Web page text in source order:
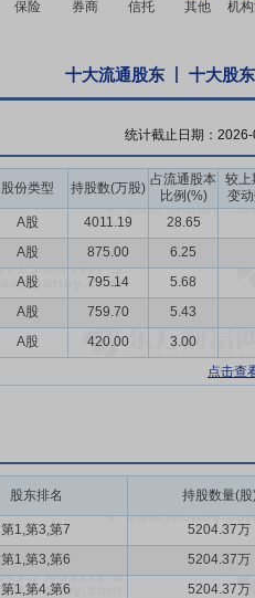
十大流通股东 十大股东
统计截止日期：
股份类型 持股数(万股)
占流通股本
比例(%)
较上
变
A股 4011.19
28.65
A股 875.00
6.25
A股 795.14
5.68
A股 759.70
5.43
A股 420.00
3.00
点击查
股东排名 持股数量(股
第1,第3,第7
5204.37万
第1,第3,第6
5204.37万
第1,第4,第6 5204.37万